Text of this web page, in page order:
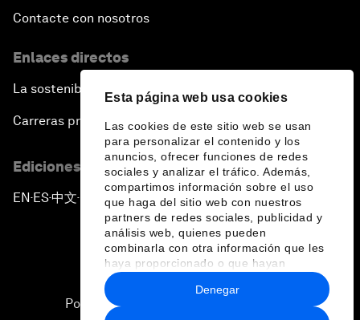
Esta página web usa cookies
Las cookies de este sitio web se usan
para personalizar el contenido y los
anuncios, ofrecer funciones de redes
sociales y analizar el tráfico. Además,
compartimos información sobre el uso
que haga del sitio web con nuestros
partners de redes sociales, publicidad y
análisis web, quienes pueden
combinarla con otra información que les
haya proporcionado o que hayan
recopilado a partir del uso que haya
hecho de sus servicios.
Denegar
Contacte con nosotros
Enlaces directos
La sostenibilidad en el Foro
Carreras profesionales
Ediciones en otros idiomas
EN ▪ ES▪中文▪ 日本語
Política de privacidad y normas de uso